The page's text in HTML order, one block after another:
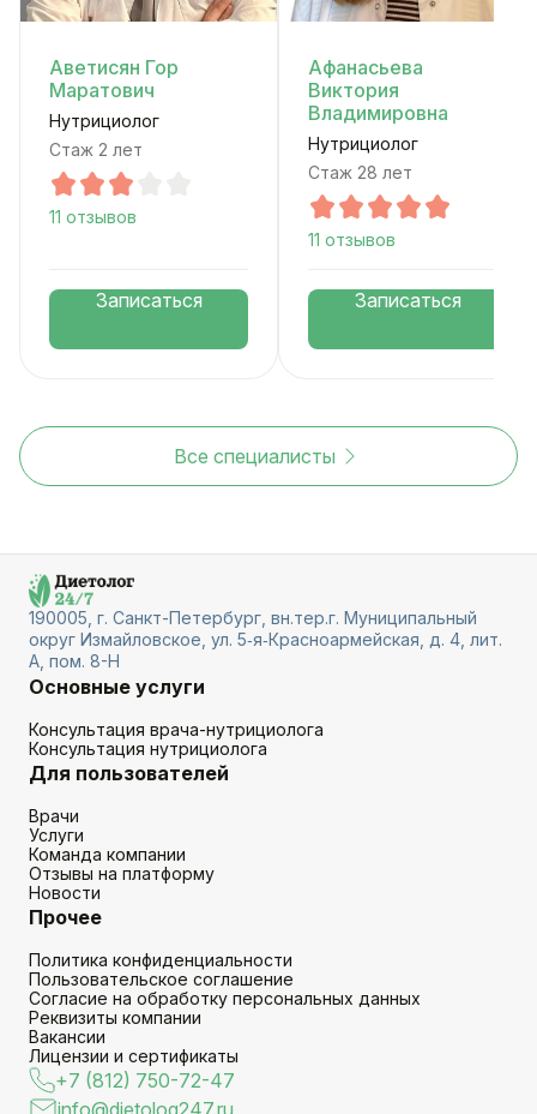
Аветисян Гор
Маратович
Нутрициолог
Стаж 2 лет
11 отзывов
Записаться
Афанасьева
Виктория
Владимировна
Нутрициолог
Стаж 28 лет
11 отзывов
Записаться
Все специалисты
190005, г. Санкт-Петербург, вн.тер.г. Муниципальный
округ Измайловское, ул. 5‑я‑Красноармейская, д. 4, лит.
А, пом. 8-Н
Основные услуги
Консультация врача-нутрициолога
Консультация нутрициолога
Для пользователей
Врачи
Услуги
Команда компании
Отзывы на платформу
Новости
Прочее
Политика конфиденциальности
Пользовательское соглашение
Согласие на обработку персональных данных
Реквизиты компании
Вакансии
Лицензии и сертификаты
+7 (812) 750-72-47
info@dietolog247.ru